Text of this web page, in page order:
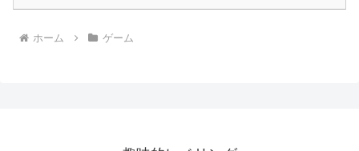
ホーム ゲーム